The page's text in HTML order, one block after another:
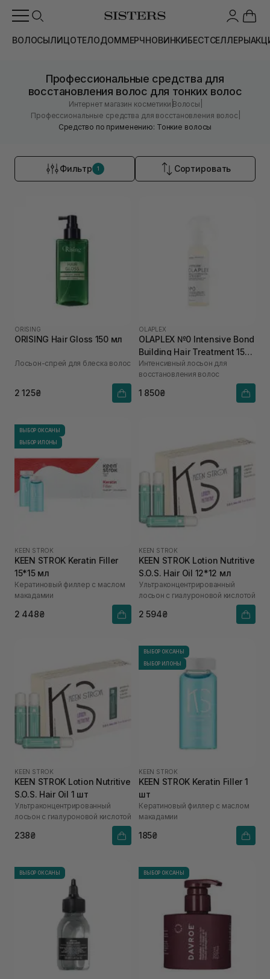
ВОЛОСЫЛИЦОТЕЛОДОММЕРЧНОВИНКИБЕСТСЕЛЛЕРЫ
Профессиональные средства для
восстановления волос для тонких волос
Интернет магазин косметики |Волосы
Профессиональные средства для восстановления волос
Средство по применению: Тонкие волосы
Фильтр 1 Сортировать
ORISING
ORISING Hair Gloss 150 мл
Лосьон-спрей для блеска волос
2 125₴
OLAPLEX
OLAPLEX №0 Intensive Bond
Building Hair Treatment 155
мл
Интенсивный лосьон для
восстановления волос
1 850₴
ВЫБОР ОКСАНЫ
ВЫБОР ИЛОНЫ
KEEN STROK
KEEN STROK Keratin Filler
15*15 мл
Кератиновый филлер с маслом
макадамии
2 448₴
KEEN STROK
KEEN STROK Lotion Nutritive
S.O.S. Hair Oil 12*12 мл
Ультраконцентрированный
лосьон с гиалуроновой кислотой
2 594₴
KEEN STROK
KEEN STROK Lotion Nutritive
S.O.S. Hair Oil 1 шт
Ультраконцентрированный
лосьон с гиалуроновой кислотой
238₴
ВЫБОР ОКСАНЫ
ВЫБОР ИЛОНЫ
KEEN STROK
KEEN STROK Keratin Filler 1
шт
Кератиновый филлер с маслом
макадамии
185₴
ВЫБОР ОКСАНЫ ВЫБОР ОКСАНЫ